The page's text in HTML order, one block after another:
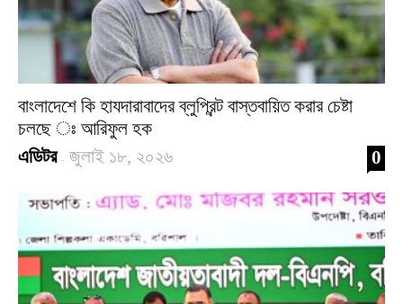
বাংলাদেশে কি হাযদারাবাদের ব্লুপ্রিন্ট বাস্তবায়িত করার চেষ্টা
চলছে ঃ আরিফুল হক
এডিটর - জুলাই ১৮, ২০২৬ 0